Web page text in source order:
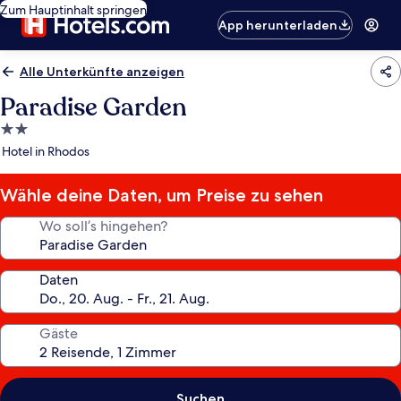
Zum Hauptinhalt springen
App herunterladen
Alle Unterkünfte anzeigen
Paradise Garden
2.0-
Sterne-
Hotel in Rhodos
Wähle deine Daten, um Preise zu sehen
Wo soll’s hingehen?
Daten
Gäste